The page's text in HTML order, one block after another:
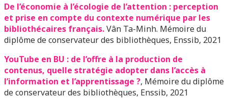
De l’économie à l’écologie de l’attention : perception
et prise en compte du contexte numérique par les
bibliothécaires français.Vân Ta-Minh. Mémoire du
diplôme de conservateur des bibliothèques, Enssib, 2021
YouTube en BU : de l’offre à la production de
contenus, quelle stratégie adopter dans l’accès à
l’information et l’apprentissage ?, Mémoire du diplôme
de conservateur des bibliothèques, Enssib, 2021